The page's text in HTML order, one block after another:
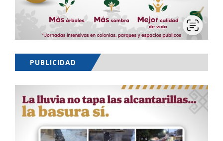
PUBLICIDAD